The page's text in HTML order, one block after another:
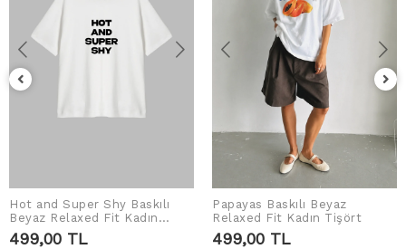
ADD TO CART
Hot and Super Shy Baskılı
Beyaz Relaxed Fit Kadın
Tshirt
499,00 TL
ADD TO CART
Papayas Baskılı Beyaz
Relaxed Fit Kadın Tişört
499,00 TL